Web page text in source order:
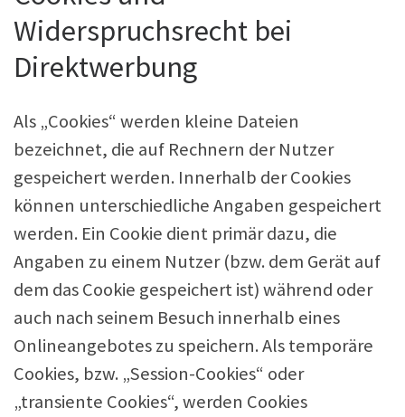
Widerspruchsrecht bei
Direktwerbung
Als „Cookies“ werden kleine Dateien
bezeichnet, die auf Rechnern der Nutzer
gespeichert werden. Innerhalb der Cookies
können unterschiedliche Angaben gespeichert
werden. Ein Cookie dient primär dazu, die
Angaben zu einem Nutzer (bzw. dem Gerät auf
dem das Cookie gespeichert ist) während oder
auch nach seinem Besuch innerhalb eines
Onlineangebotes zu speichern. Als temporäre
Cookies, bzw. „Session-Cookies“ oder
„transiente Cookies“, werden Cookies